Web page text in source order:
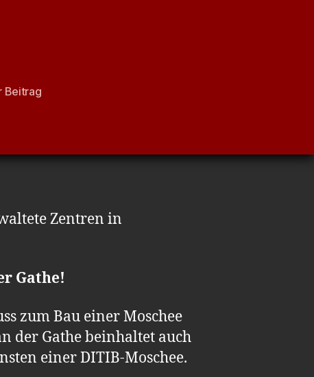
Beitrag
Zentren in
Gathe!
zum Bau einer Moschee
der Gathe beinhaltet auch
einer DITIB-Moschee.